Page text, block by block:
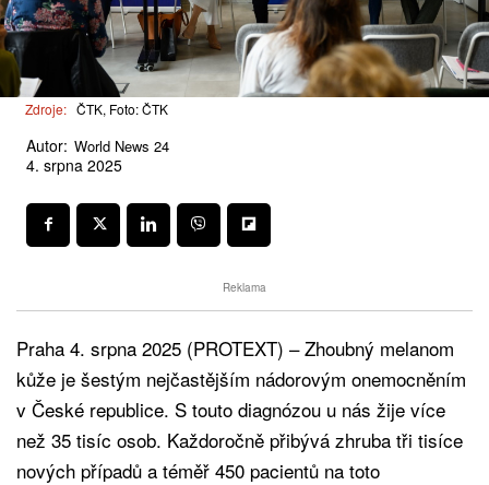
Zdroje: ČTK, Foto: ČTK
Autor: World News 24
4. srpna 2025
Reklama
Praha 4. srpna 2025 (PROTEXT) – Zhoubný melanom
kůže je šestým nejčastějším nádorovým onemocněním
v České republice. S touto diagnózou u nás žije více
než 35 tisíc osob. Každoročně přibývá zhruba tři tisíce
nových případů a téměř 450 pacientů na toto